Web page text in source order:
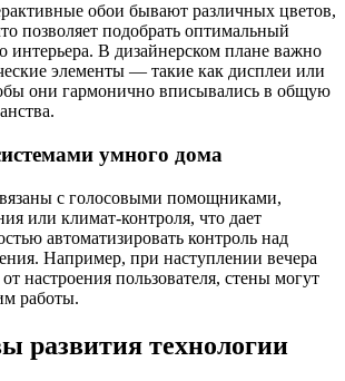
обои бывают различных цветов,
позволяет подобрать оптимальный
интерьера. В дизайнерском плане важно
элементы — такие как дисплеи или
они гармонично вписывались в общую
умного дома
с голосовыми помощниками,
или климат-контроля, что дает
автоматизировать контроль над
Например, при наступлении вечера
настроения пользователя, стены могут
работы.
развития технологии